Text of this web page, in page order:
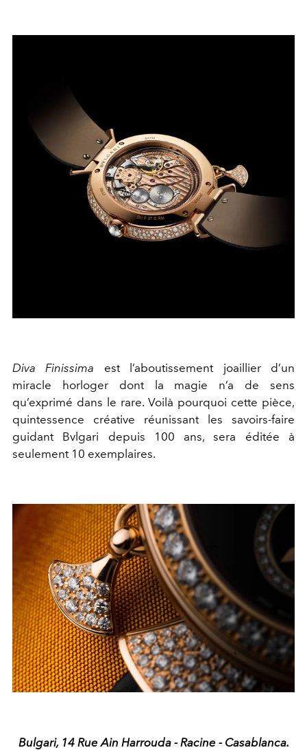
Diva Finissima est l’aboutissement joaillier d’un
miracle horloger dont la magie n’a de sens
qu’exprimé dans le rare. Voilà pourquoi cette pièce,
quintessence créative réunissant les savoirs-faire
guidant Bvlgari depuis 100 ans, sera éditée à
seulement 10 exemplaires.
Bulgari, 14 Rue Ain Harrouda - Racine - Casablanca.